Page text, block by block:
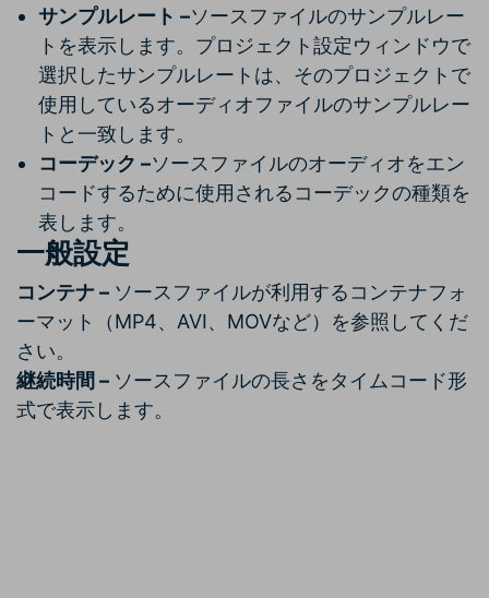
サンプルレート –ソースファイルのサンプルレー
トを表示します。プロジェクト設定ウィンドウで
選択したサンプルレートは、そのプロジェクトで
使用しているオーディオファイルのサンプルレー
トと一致します。
コーデック –ソースファイルのオーディオをエン
コードするために使用されるコーデックの種類を
表します。
一般設定
コンテナ – ソースファイルが利用するコンテナフォ
ーマット（MP4、AVI、MOVなど）を参照してくだ
さい。
継続時間 – ソースファイルの長さをタイムコード形
式で表示します。